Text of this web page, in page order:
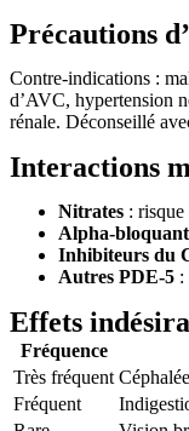
Précautions
Contre-indications :
d’AVC, hypertension
rénale. Déconseillé
Interactions
Nitrates : risque
Alpha-
Inhibiteurs du
Autres PDE-5 :
Effets
Fréquence
Très fréquent
Fréquent